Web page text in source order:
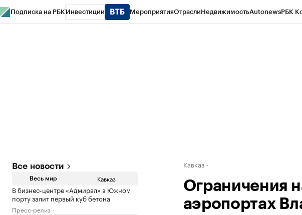
Подписка на РБК Инвестиции МероприятияОтраслиНедвижимостьAutonewsРБК
Все новости
Весь мир Кавказ
В бизнес-центре «Адмирал» в Южном
порту залит первый куб бетона
Пресс-релиз
Кавказ
Ограничения
аэропортах